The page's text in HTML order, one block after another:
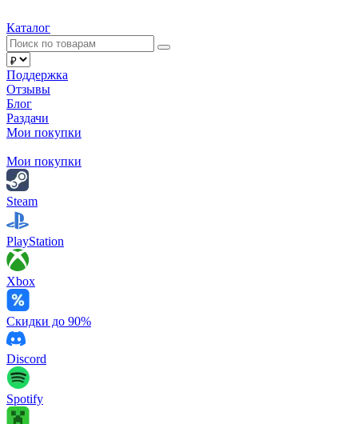
Каталог
Поддержка
Отзывы
Блог
Раздачи
Мои покупки
Мои покупки
Steam
PlayStation
Xbox
Скидки до 90%
Discord
Spotify